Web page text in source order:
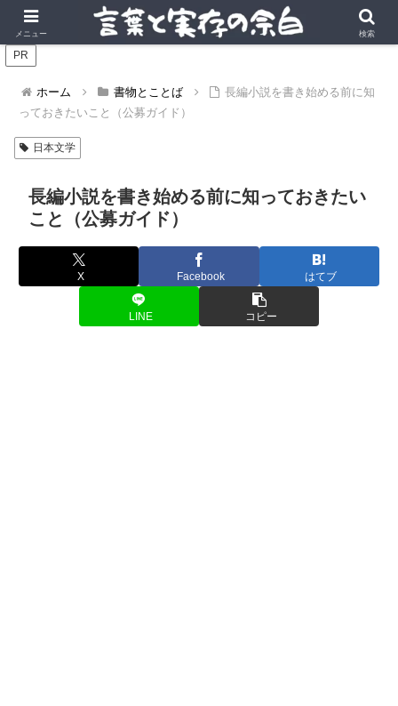
言葉の風景に、実存の深みを。
PR
ホーム 書物とことば
長編小説を書き始める前に知
っておきたいこと（公募ガイド）
日本文学
長編小説を書き始める前に知っておきたい
こと（公募ガイド）
X Facebook はてブ
LINE コピー
メニュー 検索